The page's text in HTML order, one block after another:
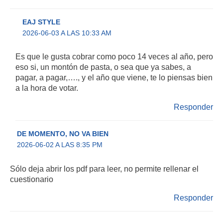
EAJ STYLE
2026-06-03 A LAS 10:33 AM
Es que le gusta cobrar como poco 14 veces al año, pero
eso si, un montón de pasta, o sea que ya sabes, a
pagar, a pagar,…., y el año que viene, te lo piensas bien
a la hora de votar.
Responder
DE MOMENTO, NO VA BIEN
2026-06-02 A LAS 8:35 PM
Sólo deja abrir los pdf para leer, no permite rellenar el
cuestionario
Responder